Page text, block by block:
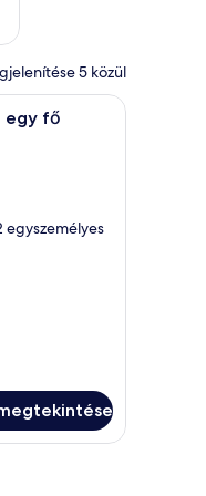
5 közül
és egy kis asztal található.
szoba, amelyben található
egy fő
egyszemélyes